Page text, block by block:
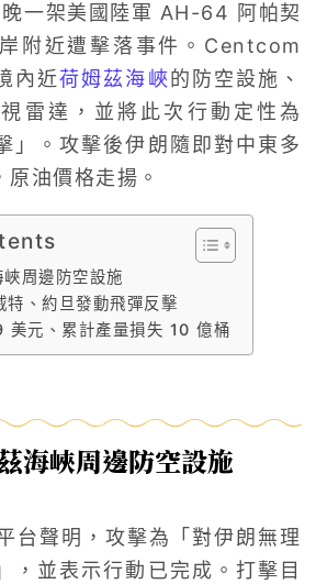
一架美國陸軍 AH-64 阿帕契
附近遭擊落事件。Centcom
內近荷姆茲海峽的防空設施、
雷達，並將此次行動定性為
」。攻擊後伊朗隨即對中東多
油價格走揚。
周邊防空設施
特、約旦發動飛彈反擊
元、累計產量損失 10 億桶
海峽周邊防空設施
聲明，攻擊為「對伊朗無理
，並表示行動已完成。打擊目